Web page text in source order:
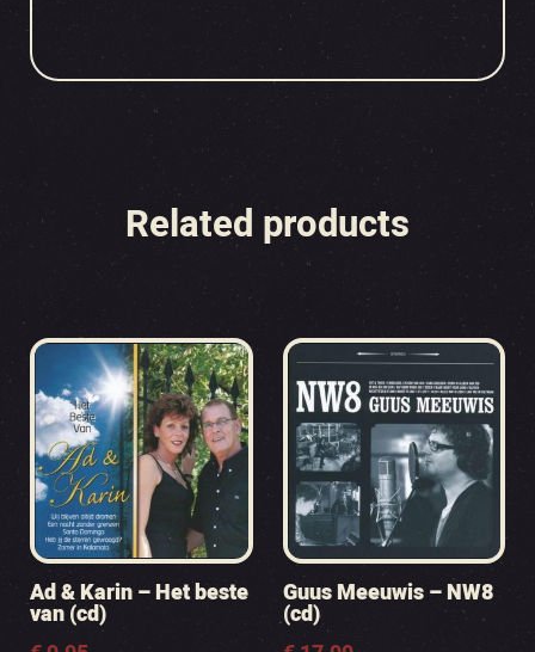
Related products
Ad & Karin – Het beste
van (cd)
Guus Meeuwis – NW8
(cd)